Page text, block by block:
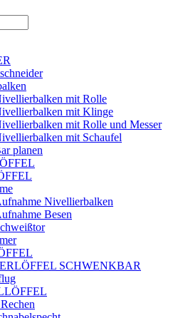
mit Rolle
mit Klinge
mit Rolle und Messer
mit Schaufel
planen
Nivellierbalken
Besen
SCHWENKBAR